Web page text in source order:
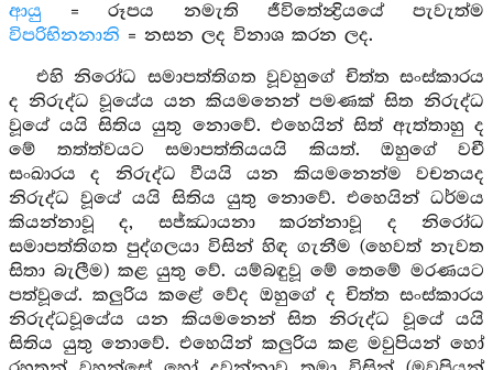
ආයු = රූපය නමැති ජීවිතේන්‍ද්‍රියයේ පැවැත්ම
විපරිභිනනානි = නසන ලද විනාශ කරන ලද.
එහි නිරෝධ සමාපත්තිගත වූවහුගේ චිත්ත සංස්කාරය
ද නිරුද්ධ වූයේය යන කියමනෙන් පමණක් සිත නිරුද්ධ
වූයේ යයි සිතිය යුතු නොවේ. එහෙයින් සිත් ඇත්තාහු ද
මේ තත්ත්වයට සමාපත්තියයයි කියත්. ඔහුගේ වචී
සංඛාරය ද නිරුද්ධ වීයයි යන කියමනෙන්ම වචනයද
නිරුද්ධ වූයේ යයි සිතිය යුතු නොවේ. එහෙයින් ධර්මය
කියන්නාවූ ද, සජ්ඣායනා කරන්නාවූ ද නිරෝධ
සමාපත්තිගත පුද්ගලයා විසින් හිඳ ගැනීම (හෙවත් නැවත
සිතා බැලීම) කළ යුතු වේ. යම්බඳුවූ මේ තෙමේ මරණයට
පත්වූයේ. කලුරිය කළේ වේද ඔහුගේ ද චිත්ත සංස්කාරය
නිරුද්ධවූයේය යන කියමනෙන් සිත නිරුද්ධ වූයේ යයි
සිතිය යුතු නොවේ. එහෙයින් කලුරිය කළ මවුපියන් හෝ